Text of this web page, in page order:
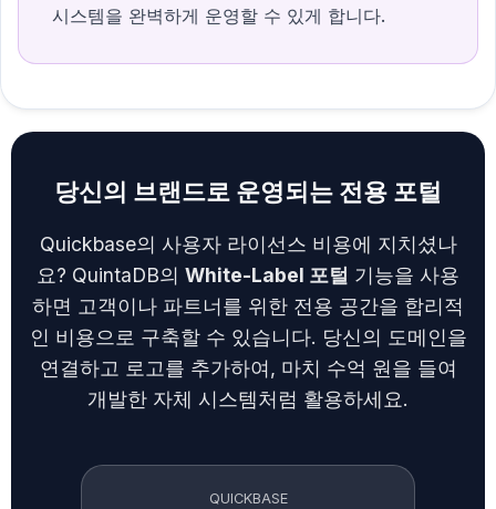
시스템을 완벽하게 운영할 수 있게 합니다.
당신의 브랜드로 운영되는 전용 포털
Quickbase의 사용자 라이선스 비용에 지치셨나
요? QuintaDB의 White-Label 포털 기능을 사용
하면 고객이나 파트너를 위한 전용 공간을 합리적
인 비용으로 구축할 수 있습니다. 당신의 도메인을
연결하고 로고를 추가하여, 마치 수억 원을 들여
개발한 자체 시스템처럼 활용하세요.
QUICKBASE